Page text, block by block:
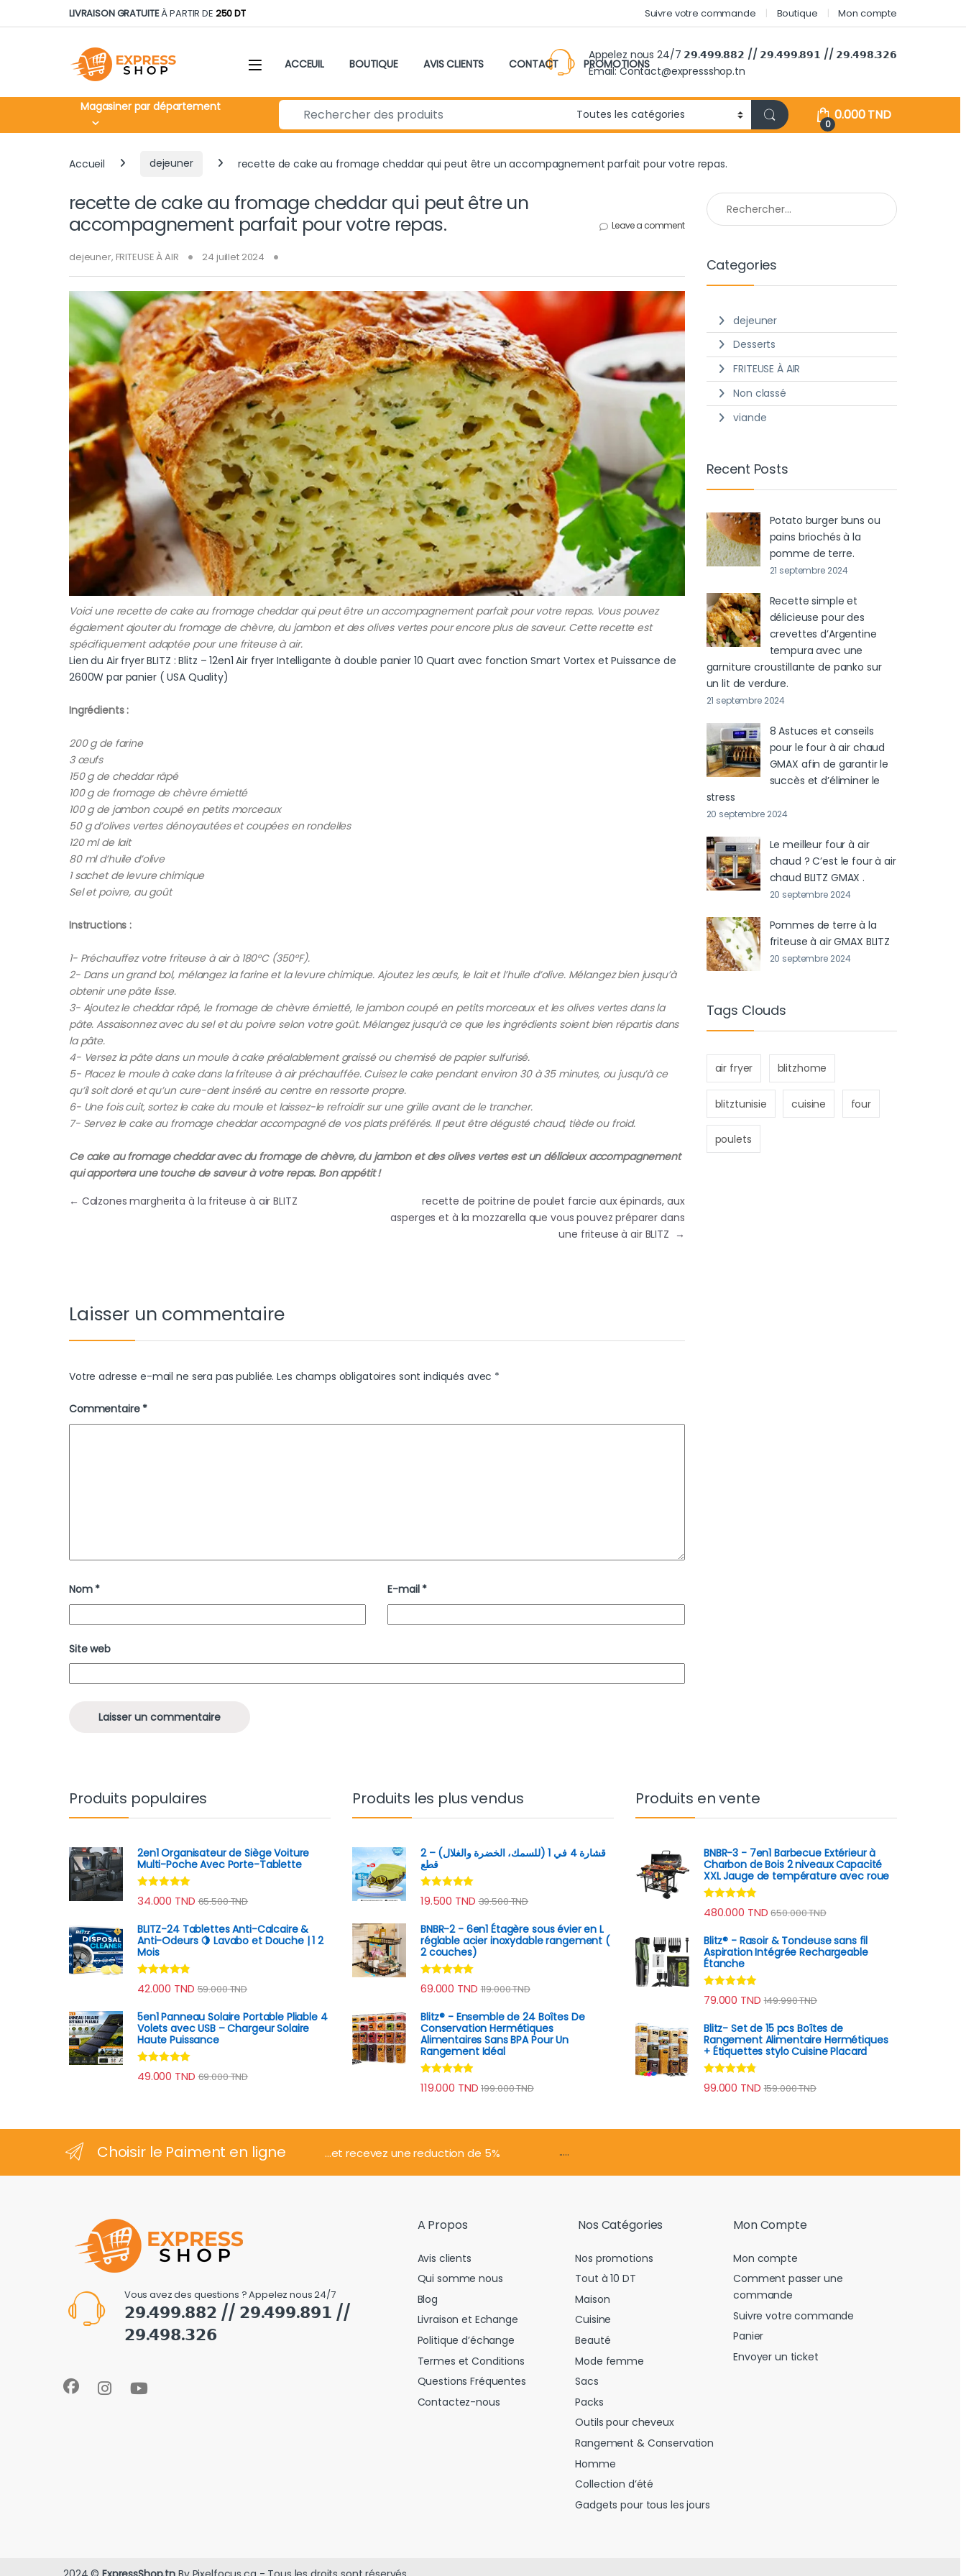
Skip to navigation
Skip to contentLIVRAISON GRATUITEÀ PARTIR DE 250 DT Suivre votre commande Boutique Mon compte
ACCEUIL BOUTIQUE AVIS CLIENTS CONTACT PROMOTIONS
Appelez nous 24/7 𝟮𝟵.𝟰𝟵𝟵.𝟴𝟴𝟮 // 𝟮𝟵.𝟰𝟵𝟵.𝟴𝟵𝟭 // 𝟮𝟵.𝟰𝟵𝟴.𝟯𝟮𝟲
Email: Contact@expressshop.tn
Magasiner par département Search for:
0
0.000TND
Accueil dejeuner recette de cake au fromage cheddar qui peut être un accompagnement parfait pour votre repas.
recette de cake au fromage cheddar qui peut être un
accompagnement parfait pour votre repas.
Leave a comment
dejeuner, FRITEUSE À AIR 24 juillet 2024
Voici une recette de cake au fromage cheddar qui peut être un accompagnement parfait pour votre repas. Vous pouvez
également ajouter du fromage de chèvre, du jambon et des olives vertes pour encore plus de saveur. Cette recette est
spécifiquement adaptée pour une friteuse à air.
Lien du Air fryer BLITZ : Blitz – 12en1 Air fryer Intelligante à double panier 10 Quart avec fonction Smart Vortex et Puissance de
2600W par panier ( USA Quality)
Ingrédients :
200 g de farine
3 œufs
150 g de cheddar râpé
100 g de fromage de chèvre émietté
100 g de jambon coupé en petits morceaux
50 g d’olives vertes dénoyautées et coupées en rondelles
120 ml de lait
80 ml d’huile d’olive
1 sachet de levure chimique
Sel et poivre, au goût
Instructions :
1- Préchauffez votre friteuse à air à 180°C (350°F).
2- Dans un grand bol, mélangez la farine et la levure chimique. Ajoutez les œufs, le lait et l’huile d’olive. Mélangez bien jusqu’à
obtenir une pâte lisse.
3- Ajoutez le cheddar râpé, le fromage de chèvre émietté, le jambon coupé en petits morceaux et les olives vertes dans la
pâte. Assaisonnez avec du sel et du poivre selon votre goût. Mélangez jusqu’à ce que les ingrédients soient bien répartis dans
la pâte.
4- Versez la pâte dans un moule à cake préalablement graissé ou chemisé de papier sulfurisé.
5- Placez le moule à cake dans la friteuse à air préchauffée. Cuisez le cake pendant environ 30 à 35 minutes, ou jusqu’à ce
qu’il soit doré et qu’un cure-dent inséré au centre en ressorte propre.
6- Une fois cuit, sortez le cake du moule et laissez-le refroidir sur une grille avant de le trancher.
7- Servez le cake au fromage cheddar accompagné de vos plats préférés. Il peut être dégusté chaud, tiède ou froid.
Ce cake au fromage cheddar avec du fromage de chèvre, du jambon et des olives vertes est un délicieux accompagnement
qui apportera une touche de saveur à votre repas. Bon appétit !
Navigation de l’article
← Calzones margherita à la friteuse à air BLITZ
recette de poitrine de poulet farcie aux épinards, aux
asperges et à la mozzarella que vous pouvez préparer dans
une friteuse à air BLITZ →
Laisser un commentaire
Votre adresse e-mail ne sera pas publiée. Les champs obligatoires sont indiqués avec *
Commentaire *
Nom * E-mail *
Site web
Rechercher :
Categories
dejeuner
Desserts
FRITEUSE À AIR
Non classé
viande
Recent Posts
Potato burger buns ou
pains briochés à la
pomme de terre.
21 septembre 2024
Recette simple et
délicieuse pour des
crevettes d’Argentine
tempura avec une
garniture croustillante de panko sur
un lit de verdure.
21 septembre 2024
8 Astuces et conseils
pour le four à air chaud
GMAX afin de garantir le
succès et d’éliminer le
stress
20 septembre 2024
Le meilleur four à air
chaud ? C’est le four à air
chaud BLITZ GMAX .
20 septembre 2024
Pommes de terre à la
friteuse à air GMAX BLITZ
20 septembre 2024
Tags Clouds
air fryer blitzhome
blitztunisie cuisine four
poulets
Produits populaires
2en1 Organisateur de Siège Voiture
Multi-Poche Avec Porte-Tablette
Note4.78
sur 5
34.000 TND 65.500TND
BLITZ-24 Tablettes Anti-Calcaire &
Anti-Odeurs 🍋 Lavabo et Douche | 1 2
Mois
Note4.70
sur 5
42.000 TND 59.000TND
5en1 Panneau Solaire Portable Pliable 4
Volets avec USB – Chargeur Solaire
Haute Puissance
Note4.78
sur 5
49.000 TND 69.000TND
Produits les plus vendus
قشارة 4 في 1 (للسمك، الخضرة والغلال) – 2
قطع
Note4.89
sur 5
19.500 TND 39.500TND
BNBR-2 - 6en1 Étagère sous évier en L
réglable acier inoxydable rangement (
2 couches)
Note4.79
sur 5
69.000 TND 119.000TND
Blitz® - Ensemble de 24 Boîtes De
Conservation Hermétiques
Alimentaires Sans BPA Pour Un
Rangement Idéal
Note4.74
sur 5
119.000 TND 199.000TND
Produits en vente
BNBR-3 - 7en1 Barbecue Extérieur à
Charbon de Bois 2 niveaux Capacité
XXL Jauge de température avec roue
Note 4.70
sur 5
480.000 TND 650.000TND
Blitz® - Rasoir & Tondeuse sans fil
Aspiration Intégrée Rechargeable
Étanche
Note4.75
sur 5
79.000 TND 149.990TND
Blitz- Set de 15 pcs Boîtes de
Rangement Alimentaire Hermétiques
+ Étiquettes stylo Cuisine Placard
Note4.60
sur 5
99.000 TND 159.000TND
Choisir le Paiment en ligne ...et recevez une reduction de 5% .....
Vous avez des questions ? Appelez nous 24/7
𝟮𝟵.𝟰𝟵𝟵.𝟴𝟴𝟮 // 𝟮𝟵.𝟰𝟵𝟵.𝟴𝟵𝟭 //
𝟮𝟵.𝟰𝟵𝟴.𝟯𝟮𝟲
A Propos
Avis clients
Qui somme nous
Blog
Livraison et Echange
Politique d’échange
Termes et Conditions
Questions Fréquentes
Contactez-nous
Nos Catégories
Nos promotions
Tout à 10 DT
Maison
Cuisine
Beauté
Mode femme
Sacs
Packs
Outils pour cheveux
Rangement & Conservation
Homme
Collection d’été
Gadgets pour tous les jours
Mon Compte
Mon compte
Comment passer une
commande
Suivre votre commande
Panier
Envoyer un ticket